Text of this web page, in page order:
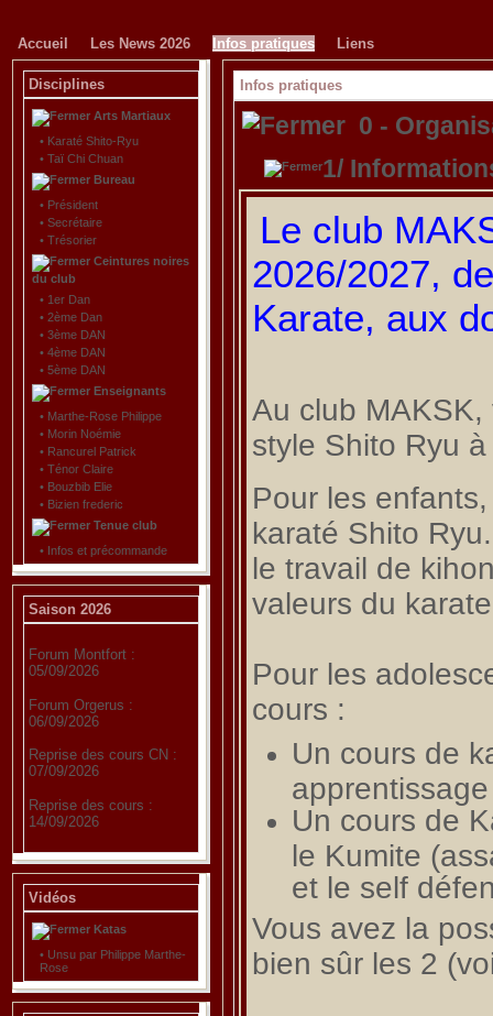
Accueil Les News 2026 Infos pratiques Liens
Disciplines
Arts Martiaux
• Karaté Shito-Ryu
• Taï Chi Chuan
Bureau
• Président
• Secrétaire
• Trésorier
Ceintures noires
du club
• 1er Dan
• 2ème Dan
• 3ème DAN
• 4ème DAN
• 5ème DAN
Enseignants
• Marthe-Rose Philippe
• Morin Noémie
• Rancurel Patrick
• Ténor Claire
• Bouzbib Elie
• Bizien frederic
Tenue club
• Infos et précommande
Saison 2026
Forum Montfort :
05/09/2026
Forum Orgerus :
06/09/2026
Reprise des cours CN :
07/09/2026
Reprise des cours :
14/09/2026
Vidéos
Katas
• Unsu par Philippe Marthe-
Rose
Infos pratiques
0 -
1/
Le club
2026/2027,
Karate, aux
Au club
style Shito Ryu
Pour les
karaté Shito
le travail de
valeurs du
Pour les
cours :
Un cours de
Un cours de
le Kumite
et le self
Vous avez la
bien sûr les 2